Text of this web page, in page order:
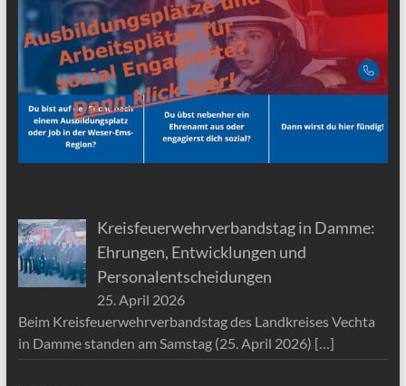
Kreisfeuerwehrverbandstag in Damme:
Ehrungen, Entwicklungen und
Personalentscheidungen
25. April 2026
Beim Kreisfeuerwehrverbandstag des Landkreises Vechta
in Damme standen am Samstag (25. April 2026) […]